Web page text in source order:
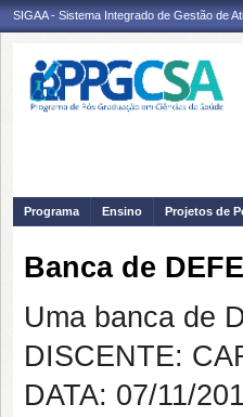
SIGAA - Sistema Integrado de Gestão de
Programa Ensino Projetos de
Banca de
Uma banca de
DISCENTE:
DATA: 07/11/